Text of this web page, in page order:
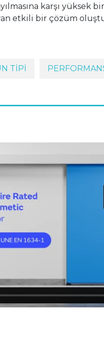
karşı yüksek
etkili bir çözüm
TİPİ